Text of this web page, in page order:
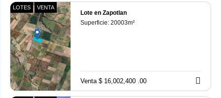
LOTES VENTA
Lote en Zapotlan
Superficie: 20003m²
Venta $ 16,002,400 .00